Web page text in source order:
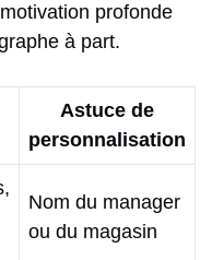
profonde
à part.
Astuce de
personnalisation
Nom du manager
ou du magasin